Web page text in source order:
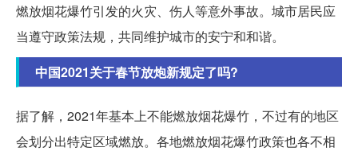
燃放烟花爆竹引发的火灾、伤人等意外事故。城市居民应
当遵守政策法规，共同维护城市的安宁和和谐。
中国2021关于春节放炮新规定了吗?
据了解，2021年基本上不能燃放烟花爆竹，不过有的地区
会划分出特定区域燃放。各地燃放烟花爆竹政策也各不相